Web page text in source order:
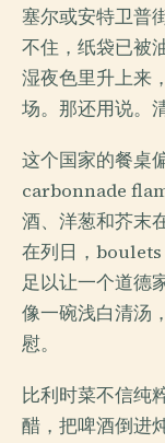
塞尔或安特卫普
不住，纸袋已被
湿夜色里升上来
场。那还用说。
这个国家的餐桌
carbonnade
酒、洋葱和芥末
在列日，boulets
足以让一个道德
像一碗浅白清汤
慰。
比利时菜不信纯
醋，把啤酒倒进